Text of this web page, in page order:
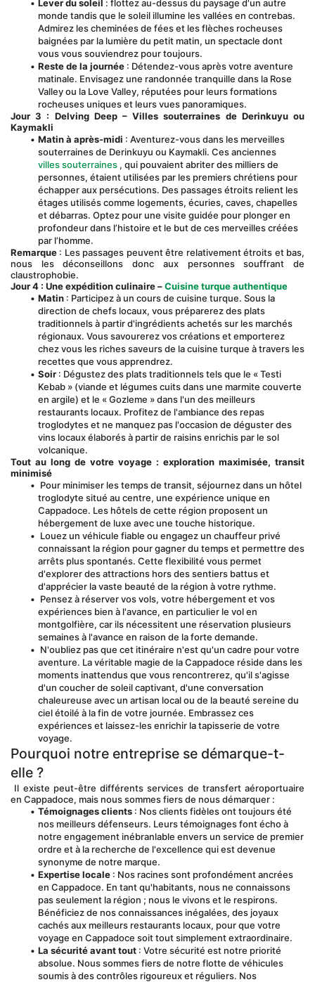
Lever du soleil : flottez au-dessus du paysage d'un autre
monde tandis que le soleil illumine les vallées en contrebas.
Admirez les cheminées de fées et les flèches rocheuses
baignées par la lumière du petit matin, un spectacle dont
vous vous souviendrez pour toujours.
Reste de la journée : Détendez-vous après votre aventure
matinale. Envisagez une randonnée tranquille dans la Rose
Valley ou la Love Valley, réputées pour leurs formations
rocheuses uniques et leurs vues panoramiques.
Jour 3 : Delving Deep – Villes souterraines de Derinkuyu ou
Kaymakli
Matin à après-midi : Aventurez-vous dans les merveilles
souterraines de Derinkuyu ou Kaymakli. Ces anciennes
villes souterraines , qui pouvaient abriter des milliers de
personnes, étaient utilisées par les premiers chrétiens pour
échapper aux persécutions. Des passages étroits relient les
étages utilisés comme logements, écuries, caves, chapelles
et débarras. Optez pour une visite guidée pour plonger en
profondeur dans l’histoire et le but de ces merveilles créées
par l’homme.
Remarque : Les passages peuvent être relativement étroits et bas,
nous les déconseillons donc aux personnes souffrant de
claustrophobie.
Jour 4 : Une expédition culinaire –Cuisine turque authentique
Matin : Participez à un cours de cuisine turque. Sous la
direction de chefs locaux, vous préparerez des plats
traditionnels à partir d'ingrédients achetés sur les marchés
régionaux. Vous savourerez vos créations et emporterez
chez vous les riches saveurs de la cuisine turque à travers les
recettes que vous apprendrez.
Soir : Dégustez des plats traditionnels tels que le « Testi
Kebab » (viande et légumes cuits dans une marmite couverte
en argile) et le « Gozleme » dans l'un des meilleurs
restaurants locaux. Profitez de l'ambiance des repas
troglodytes et ne manquez pas l'occasion de déguster des
vins locaux élaborés à partir de raisins enrichis par le sol
volcanique.
Tout au long de votre voyage : exploration maximisée, transit
minimisé
Pour minimiser les temps de transit, séjournez dans un hôtel
troglodyte situé au centre, une expérience unique en
Cappadoce. Les hôtels de cette région proposent un
hébergement de luxe avec une touche historique.
Louez un véhicule fiable ou engagez un chauffeur privé
connaissant la région pour gagner du temps et permettre des
arrêts plus spontanés. Cette flexibilité vous permet
d'explorer des attractions hors des sentiers battus et
d'apprécier la vaste beauté de la région à votre rythme.
Pensez à réserver vos vols, votre hébergement et vos
expériences bien à l'avance, en particulier le vol en
montgolfière, car ils nécessitent une réservation plusieurs
semaines à l'avance en raison de la forte demande.
N'oubliez pas que cet itinéraire n'est qu'un cadre pour votre
aventure. La véritable magie de la Cappadoce réside dans les
moments inattendus que vous rencontrerez, qu'il s'agisse
d'un coucher de soleil captivant, d'une conversation
chaleureuse avec un artisan local ou de la beauté sereine du
ciel étoilé à la fin de votre journée. Embrassez ces
expériences et laissez-les enrichir la tapisserie de votre
voyage.
Pourquoi notre entreprise se démarque-t-
elle ?
en Cappadoce, mais nous sommes fiers de nous démarquer :
Témoignages clients : Nos clients fidèles ont toujours été
nos meilleurs défenseurs. Leurs témoignages font écho à
notre engagement inébranlable envers un service de premier
ordre et à la recherche de l'excellence qui est devenue
synonyme de notre marque.
Expertise locale : Nos racines sont profondément ancrées
en Cappadoce. En tant qu'habitants, nous ne connaissons
pas seulement la région ; nous le vivons et le respirons.
Bénéficiez de nos connaissances inégalées, des joyaux
cachés aux meilleurs restaurants locaux, pour que votre
voyage en Cappadoce soit tout simplement extraordinaire.
La sécurité avant tout : Votre sécurité est notre priorité
absolue. Nous sommes fiers de notre flotte de véhicules
soumis à des contrôles rigoureux et réguliers. Nos